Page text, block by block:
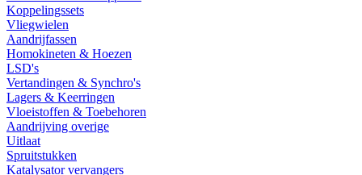
Koppelingssets
Vliegwielen
Aandrijfassen
Homokineten & Hoezen
LSD's
Vertandingen & Synchro's
Lagers & Keerringen
Vloeistoffen & Toebehoren
Aandrijving overige
Uitlaat
Spruitstukken
Katalysator vervangers